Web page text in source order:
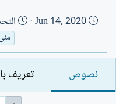
ت
ر
ي
خ
ا
Jun 14, 2020
نصوص تعريف